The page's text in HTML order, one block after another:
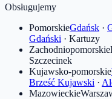
Obsługujemy
PomorskieGdańsk ·
Gdański · Kartuzy
Zachodniopomorskie
Szczecinek
Kujawsko-pomorskie
Brześć Kujawski ·
Mazowieckie